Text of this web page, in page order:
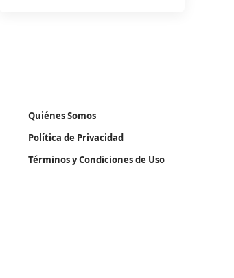
Quiénes Somos
Política de Privacidad
Términos y Condiciones de Uso